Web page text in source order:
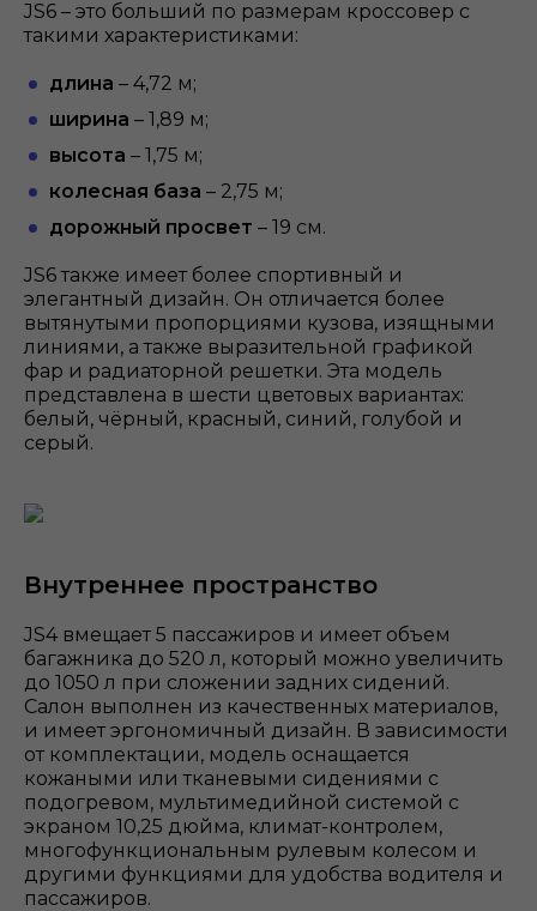
JS6 – это больший по размерам кроссовер с
такими характеристиками:
длина – 4,72 м;
ширина – 1,89 м;
высота – 1,75 м;
колесная база – 2,75 м;
дорожный просвет – 19 см.
JS6 также имеет более спортивный и
элегантный дизайн. Он отличается более
вытянутыми пропорциями кузова, изящными
линиями, а также выразительной графикой
фар и радиаторной решетки. Эта модель
представлена в шести цветовых вариантах:
белый, чёрный, красный, синий, голубой и
серый.
Внутреннее пространство
JS4 вмещает 5 пассажиров и имеет объем
багажника до 520 л, который можно увеличить
до 1050 л при сложении задних сидений.
Салон выполнен из качественных материалов,
и имеет эргономичный дизайн. В зависимости
от комплектации, модель оснащается
кожаными или тканевыми сидениями с
подогревом, мультимедийной системой с
экраном 10,25 дюйма, климат-контролем,
многофункциональным рулевым колесом и
другими функциями для удобства водителя и
пассажиров.